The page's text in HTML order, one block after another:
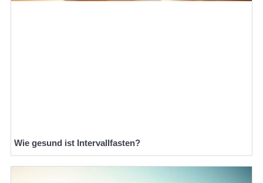
Wie gesund ist Intervallfasten?